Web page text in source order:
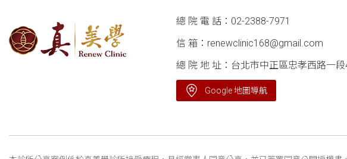
總 院 電 話： 02-2388-7971
信 箱： renewclinic168@gmail.com
總 院 地 址：台北市中正區忠孝西路一
Google 地圖導航